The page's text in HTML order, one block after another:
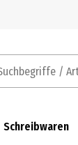
/
Schreibwaren